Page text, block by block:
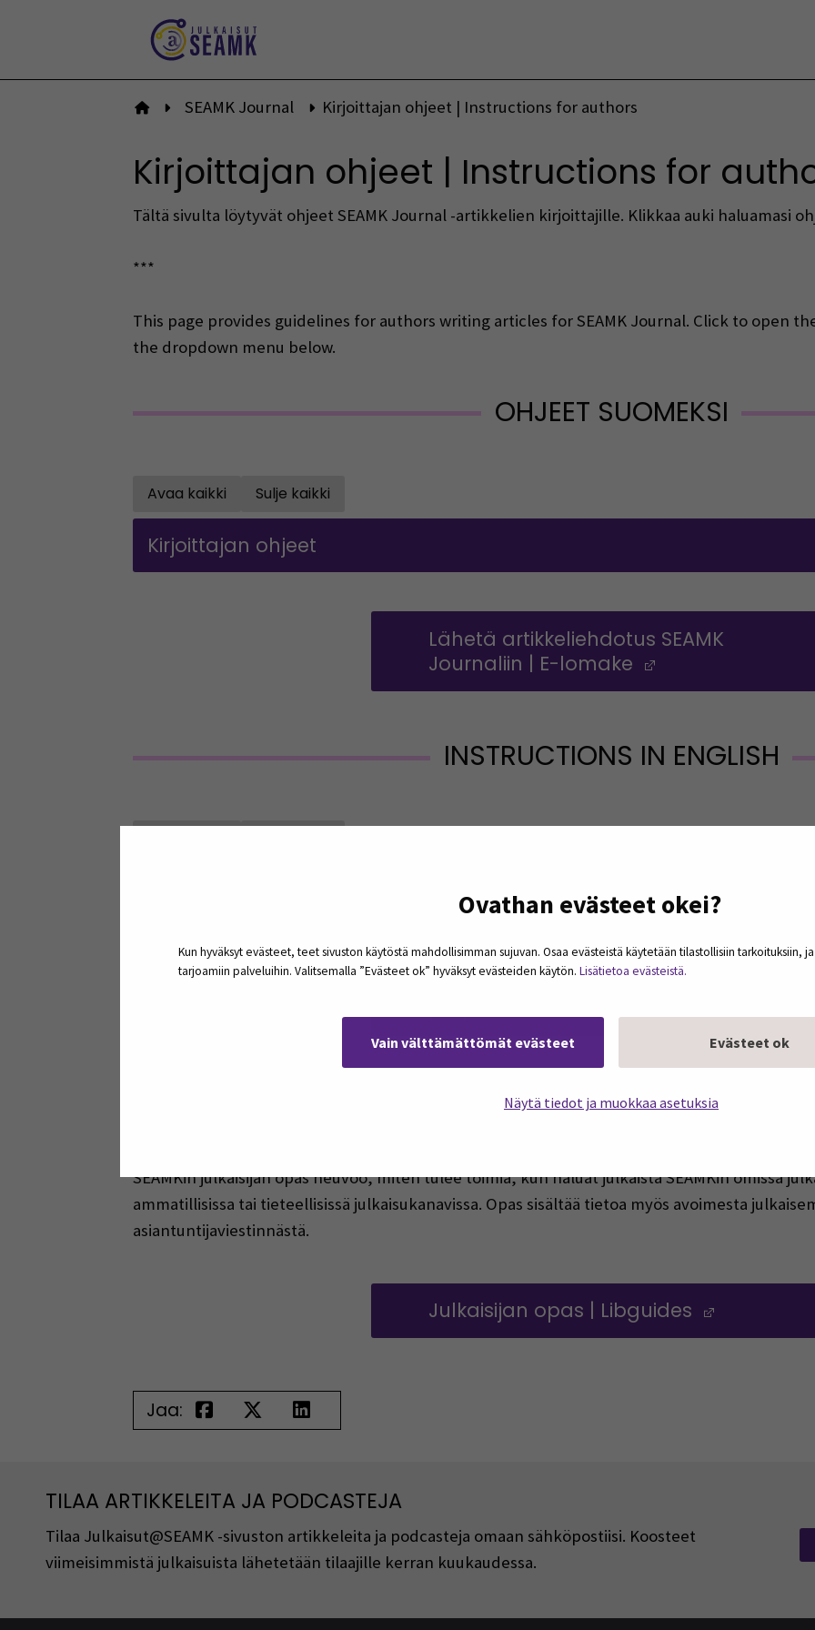
Ovathan evästeet okei?
Kun hyväksyt evästeet, teet sivuston käytöstä mahdollisimman sujuvan. Osaa evästeistä käytetään tilastollisiin tarkoituksiin,
tarjoamiin palveluihin. Valitsemalla ”Evästeet ok” hyväksyt evästeiden käytön. Lisätietoa evästeistä.
Vain välttämättömät evästeet Evästeet ok
Näytä tiedot ja muokkaa asetuksia
Etusivulle
SEAMK Journal Kirjoittajan ohjeet | Instructions for authors
Kirjoittajan ohjeet | Instructions for
Tältä sivulta löytyvät ohjeet SEAMK Journal -artikkelien kirjoittajille. Klikkaa auki haluamasi
***
This page provides guidelines for authors writing articles for SEAMK Journal. Click to open
the dropdown menu below.
OHJEET SUOMEKSI
Avaa kaikki
Open all accordions
Sulje kaikki
Kirjoittajan ohjeet
Lähetä artikkeliehdotus SEAMK
Journaliin | E-lomake
INSTRUCTIONS IN ENGLISH
Submit your SEAMK Journal article
JULKAISIJAN OPAS
SEAMKin julkaisijan opas neuvoo, miten tulee toimia, kun haluat julkaista SEAMKin omissa
ammatillisissa tai tieteellisissä julkaisukanavissa. Opas sisältää tietoa myös avoimesta
asiantuntijaviestinnästä.
Julkaisijan opas | Libguides
Jaa:
TILAA ARTIKKELEITA JA PODCASTEJA
Tilaa Julkaisut@SEAMK -sivuston artikkeleita ja podcasteja omaan sähköpostiisi. Koosteet
viimeisimmistä julkaisuista lähetetään tilaajille kerran kuukaudessa.